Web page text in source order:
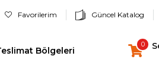
Favorilerim Güncel Katalog
0
Bölgeleri